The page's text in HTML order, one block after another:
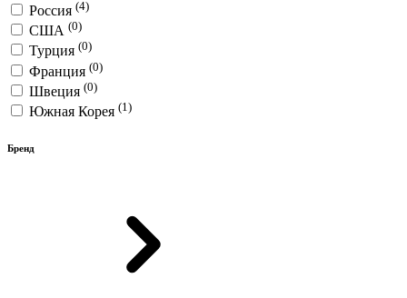
Россия (4)
США (0)
Турция (0)
Франция (0)
Швеция (0)
Южная Корея (1)
Бренд